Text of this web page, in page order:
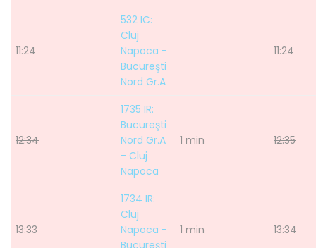
11:24
532 IC:
Cluj
Napoca -
Bucureşti
Nord Gr.A
11:24
12:34
1735 IR:
Bucureşti
Nord Gr.A
- Cluj
Napoca
1 min 12:35
13:33
1734 IR:
Cluj
Napoca -
Bucureşti
1 min 13:34